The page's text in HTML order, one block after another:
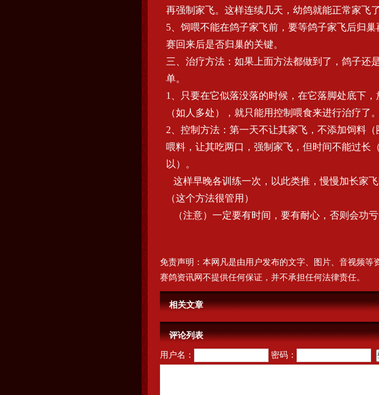
再强制家飞。这样连续几天，幼鸽就能正常家飞了
5、饲喂不能在鸽子家飞前，要等鸽子家飞后归
赛回来后是否归巢的关键。
三、治疗方法：如果上面方法都做到了，鸽子还
单。
1、只要在它似落没落的时候，在它落脚处底下
（如人多处），就只能用控制喂食来进行治疗了。
2、控制方法：第一天不让其家飞，不添加饲料
喂料，让其吃两口，强制家飞，但时间不能过长
以）。
这样早晚各训练一次，以此类推，慢慢加长家
（这个方法很管用）
（注意）一定要有时间，要有耐心，否则会功亏
免责声明：本网凡是由用户发布的文字、图片、音视频等
赛鸽资讯网不提供任何保证，并不承担任何法律责任。
相关文章
评论列表
用户名： 密码：